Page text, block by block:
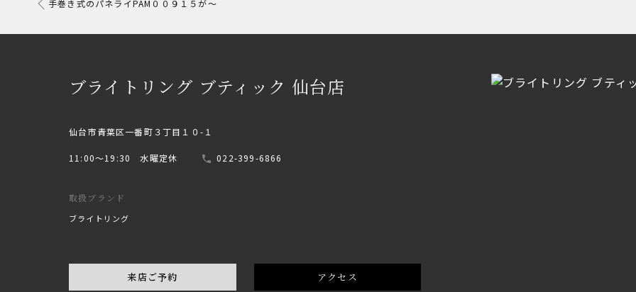
手巻き式のパネライPAM００９１５が～
ブライトリング ブティック 仙台店
仙台市青葉区一番町３丁目１０-１
11:00〜19:30 水曜定休 022-399-6866
取扱ブランド
ブライトリング
来店ご予約 アクセス